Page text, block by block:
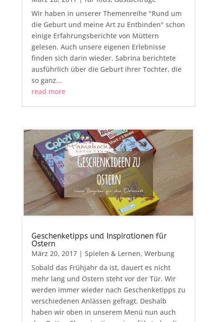
Wir haben in unserer Themenreihe "Rund um
die Geburt und meine Art zu Entbinden" schon
einige Erfahrungsberichte von Müttern
gelesen. Auch unsere eigenen Erlebnisse
finden sich darin wieder. Sabrina berichtete
ausführlich über die Geburt ihrer Tochter, die
so ganz...
read more
Geschenketipps und Inspirationen für
Ostern
März 20, 2017| Spielen & Lernen, Werbung
Sobald das Frühjahr da ist, dauert es nicht
mehr lang und Ostern steht vor der Tür. Wir
werden immer wieder nach Geschenketipps zu
verschiedenen Anlässen gefragt. Deshalb
haben wir oben in unserem Menü nun auch